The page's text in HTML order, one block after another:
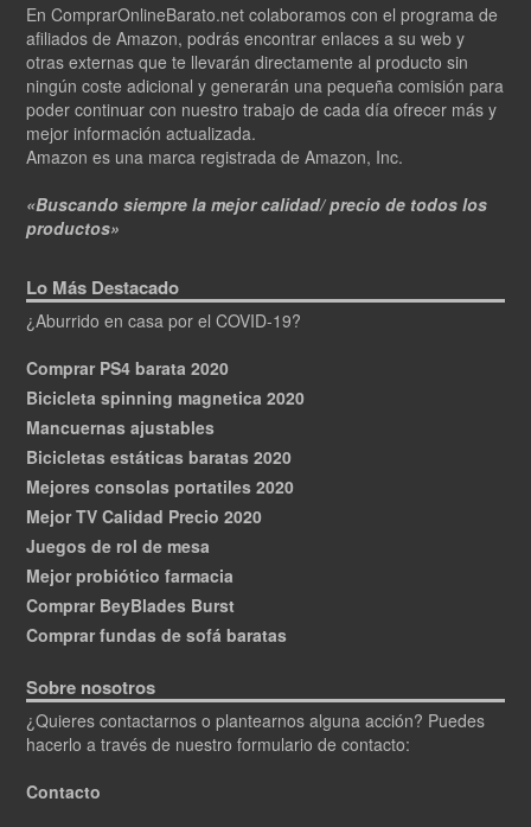
En ComprarOnlineBarato.net colaboramos con el programa de
afiliados de Amazon, podrás encontrar enlaces a su web y
otras externas que te llevarán directamente al producto sin
ningún coste adicional y generarán una pequeña comisión para
poder continuar con nuestro trabajo de cada día ofrecer más y
mejor información actualizada.
Amazon es una marca registrada de Amazon, Inc.
«Buscando siempre la mejor calidad/ precio de todos los
productos»
Lo Más Destacado
¿Aburrido en casa por el COVID-19?
Comprar PS4 barata 2020
Bicicleta spinning magnetica 2020
Mancuernas ajustables
Bicicletas estáticas baratas 2020
Mejores consolas portatiles 2020
Mejor TV Calidad Precio 2020
Juegos de rol de mesa
Mejor probiótico farmacia
Comprar BeyBlades Burst
Comprar fundas de sofá baratas
Sobre nosotros
¿Quieres contactarnos o plantearnos alguna acción? Puedes
hacerlo a través de nuestro formulario de contacto:
Contacto